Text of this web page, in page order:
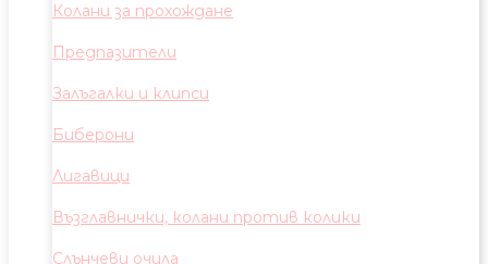
Колани за прохождане
Предпазители
Залъгалки и клипси
Биберони
Лигавици
Възглавнички, колани против колики
Слънчеви очила